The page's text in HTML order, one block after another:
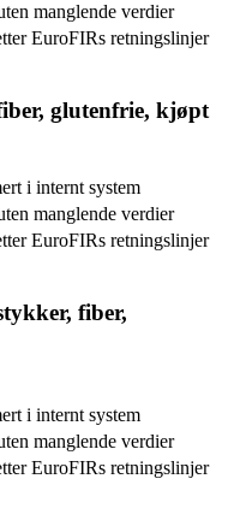
manglende verdier
EuroFIRs retningslinjer
glutenfrie, kjøpt
i internt system
manglende verdier
EuroFIRs retningslinjer
fiber,
i internt system
manglende verdier
EuroFIRs retningslinjer